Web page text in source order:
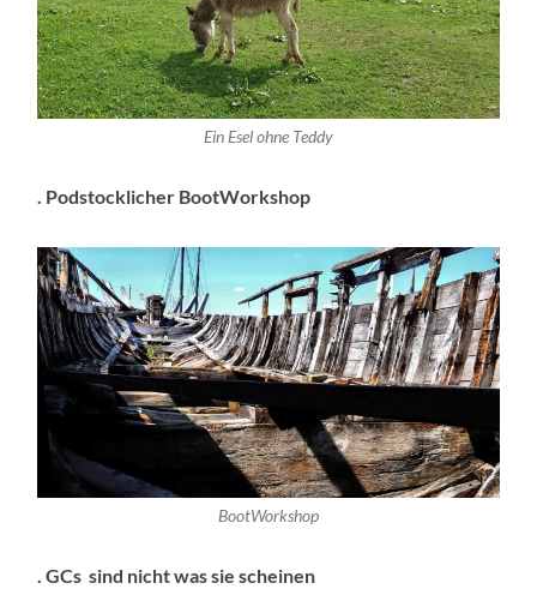
Ein Esel ohne Teddy
. Podstocklicher BootWorkshop
BootWorkshop
. GCs sind nicht was sie scheinen